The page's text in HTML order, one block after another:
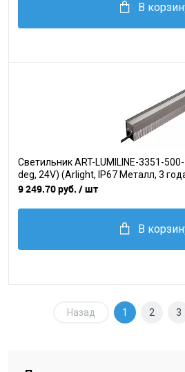
В
Светильник ART-LUMILINE-3351-
deg, 24V) (Arlight, IP67 Металл, 3
9 249.70 руб. / шт
В
Назад 1 2 3